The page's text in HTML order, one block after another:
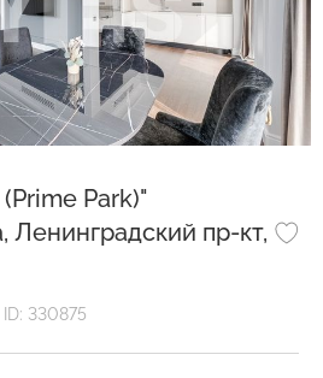
Park)"
Ленинградский пр-кт,
ID: 330875